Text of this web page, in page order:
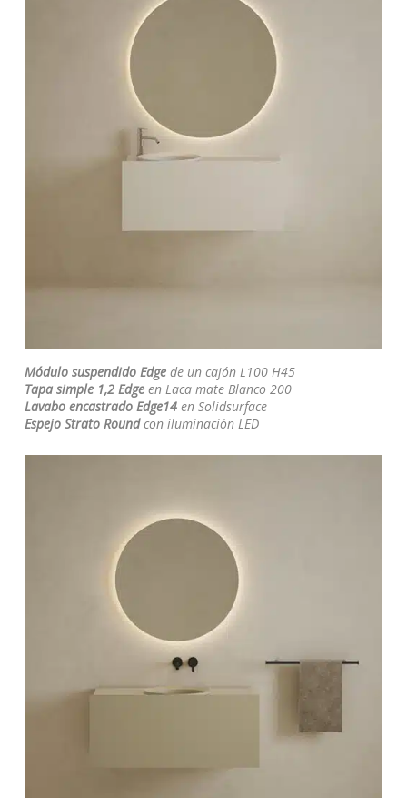
Módulo suspendido Edgede un cajón L100 H45
Tapa simple 1,2 Edgeen Laca mate Blanco 200
Lavabo encastrado Edge14en Solidsurface
Espejo Strato Roundcon iluminación LED